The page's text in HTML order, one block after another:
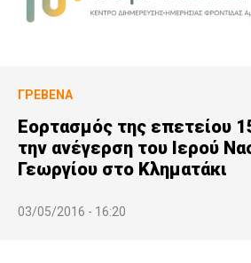
ΓΡΕΒΕΝΆ
Εορτασμός της επετείου
την ανέγερση του Ιερού
Γεωργίου στο Κληματάκι
03/05/2016 - 16:20